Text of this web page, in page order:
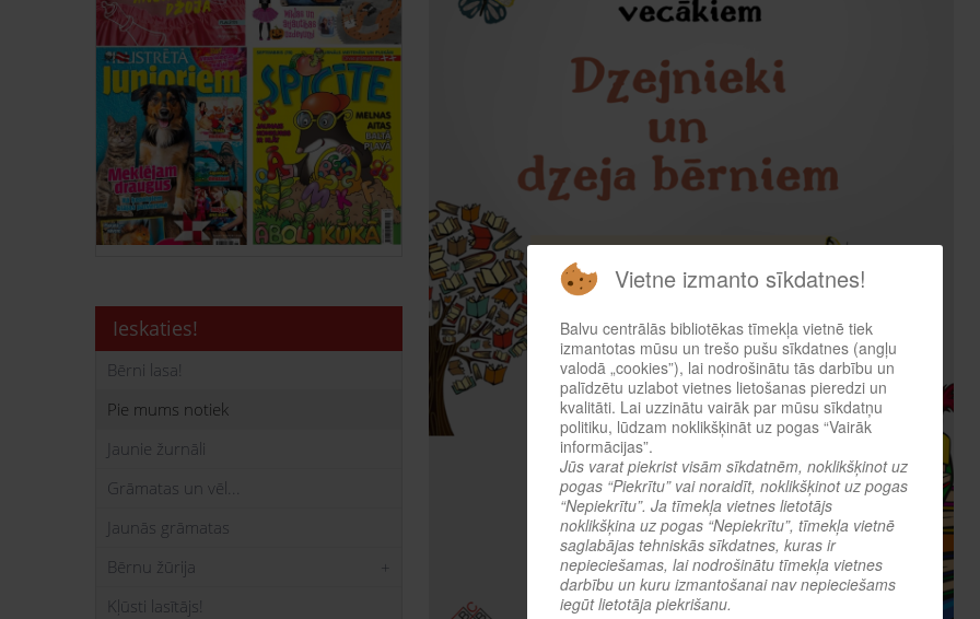
Ieskaties!
Bērni lasa!
Pie mums notiek
Jaunie žurnāli
Grāmatas un vēl...
Jaunās grāmatas
Bērnu žūrija
Kļūsti lasītājs!
Vietne izmanto sīkdatnes!
Balvu centrālās bibliotēkas tīmekļa vietnē tiek
izmantotas mūsu un trešo pušu sīkdatnes (angļu
valodā „cookies”), lai nodrošinātu tās darbību un
palīdzētu uzlabot vietnes lietošanas pieredzi un
kvalitāti. Lai uzzinātu vairāk par mūsu sīkdatņu
politiku, lūdzam noklikšķināt uz pogas “Vairāk
informācijas”.
Jūs varat piekrist visām sīkdatnēm, noklikšķinot uz
pogas “Piekrītu” vai noraidīt, noklikšķinot uz pogas
“Nepiekrītu”. Ja tīmekļa vietnes lietotājs
noklikšķina uz pogas “Nepiekrītu”, tīmekļa vietnē
saglabājas tehniskās sīkdatnes, kuras ir
nepieciešamas, lai nodrošinātu tīmekļa vietnes
darbību un kuru izmantošanai nav nepieciešams
iegūt lietotāja piekrišanu.